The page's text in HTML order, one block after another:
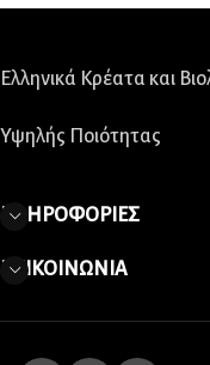
Ελληνικά Κρέατα και
Υψηλής Ποιότητας
ΠΛΗΡΟΦΟΡΙΕΣ
ΕΠΙΚΟΙΝΩΝΙΑ